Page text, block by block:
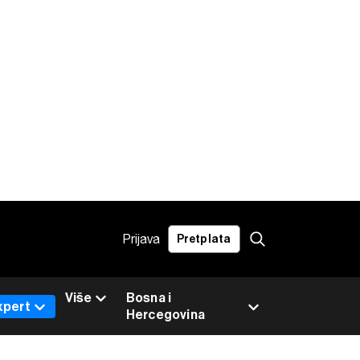
Prijava Pretplata
Bosna i
Hercegovina
Više